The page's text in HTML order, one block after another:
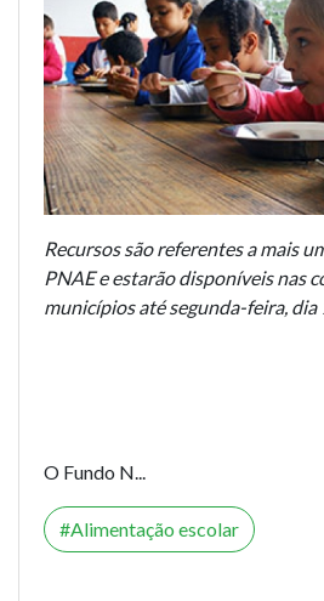
Recursos são referentes a mais
PNAE e estarão disponíveis nas
municípios até segunda-feira, dia
O Fundo N...
Alimentação escolar